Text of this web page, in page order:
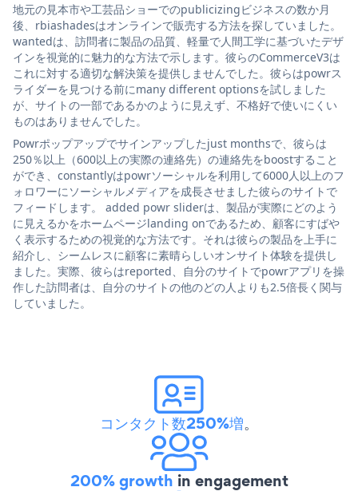
地元の見本市や工芸品ショーでのpublicizingビジネスの数か月
後、rbiashadesはオンラインで販売する方法を探していました。
wantedは、訪問者に製品の品質、軽量で人間工学に基づいたデザ
インを視覚的に魅力的な方法で示します。彼らのCommerceV3は
これに対する適切な解決策を提供しませんでした。彼らはpowrス
ライダーを見つける前にmany different optionsを試しました
が、サイトの一部であるかのように見えず、不格好で使いにくい
ものはありませんでした。
Powrポップアップでサインアップしたjust monthsで、彼らは
250％以上（600以上の実際の連絡先）の連絡先をboostすること
ができ、constantlyはpowrソーシャルを利用して6000人以上のフ
ォロワーにソーシャルメディアを成長させました彼らのサイトで
フィードします。 added powr sliderは、製品が実際にどのよう
に見えるかをホームページlanding onであるため、顧客にすばや
く表示するための視覚的な方法です。それは彼らの製品を上手に
紹介し、シームレスに顧客に素晴らしいオンサイト体験を提供し
ました。実際、彼らはreported、自分のサイトでpowrアプリを操
作した訪問者は、自分のサイトの他のどの人よりも2.5倍長く関与
していました。
コンタクト数250%増。
200% growth in engagement